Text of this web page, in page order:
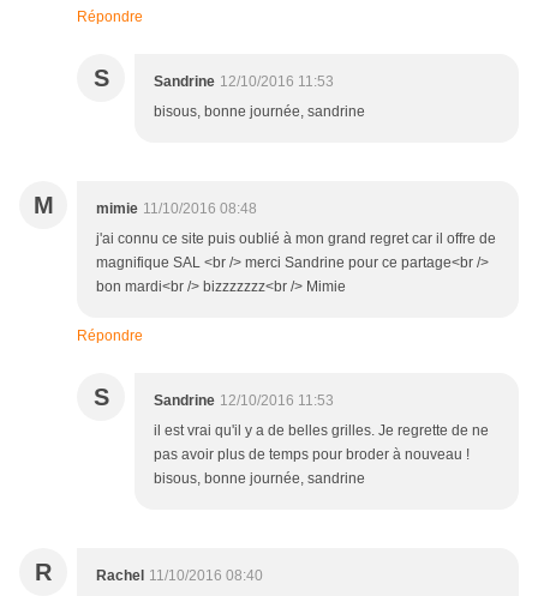
Répondre
S Sandrine 12/10/2016 11:53
bisous, bonne journée, sandrine
M mimie 11/10/2016 08:48
j'ai connu ce site puis oublié à mon grand regret car il offre de
magnifique SAL <br /> merci Sandrine pour ce partage<br />
bon mardi<br /> bizzzzzzz<br /> Mimie
Répondre
S Sandrine 12/10/2016 11:53
il est vrai qu'il y a de belles grilles. Je regrette de ne
pas avoir plus de temps pour broder à nouveau !
bisous, bonne journée, sandrine
R Rachel 11/10/2016 08:40